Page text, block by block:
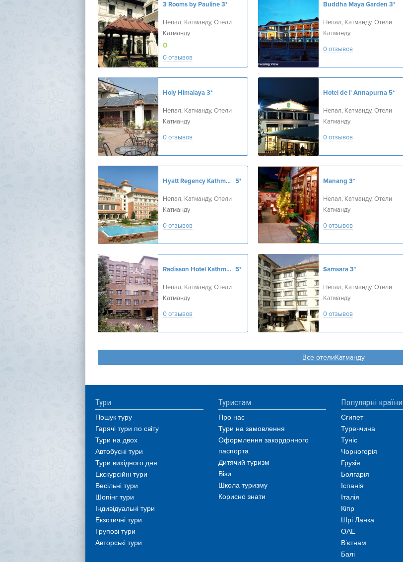
3 Rooms by Pauline 3*
Непал, Катманду, Отели
Катманду
0
0 отзывов
Buddha Maya Garden 3*
Непал, Катманду, Отели
Катманду
0 отзывов
Holy Himalaya 3*
Непал, Катманду, Отели
Катманду
0 отзывов
Hotel de l' Annapurna5*
Непал, Катманду, Отели
Катманду
0 отзывов
Hyatt Regency Kathmandu 5*
Непал, Катманду, Отели
Катманду
0 отзывов
Manang 3*
Непал, Катманду, Отели
Катманду
0 отзывов
Radisson Hotel Kathmandu 5*
Непал, Катманду, Отели
Катманду
0 отзывов
Samsara3*
Непал, Катманду, Отели
Катманду
0 отзывов
Все отелиКатманду
Тури
Пошук туру
Гарячі тури по світу
Тури на двох
Автобусні тури
Тури вихідного дня
Екскурсійні тури
Весільні тури
Шопінг тури
Індивідуальні тури
Екзотичні тури
Групові тури
Авторські тури
Туристам
Про нас
Тури на замовлення
Оформлення закордонного
паспорта
Дитячий туризм
Візи
Школа туризму
Корисно знати
Популярні країни
Єгипет
Туреччина
Туніс
Чорногорія
Грузія
Болгарія
Іспанія
Італія
Кіпр
Шрі Ланка
ОАЕ
В’єтнам
Балі